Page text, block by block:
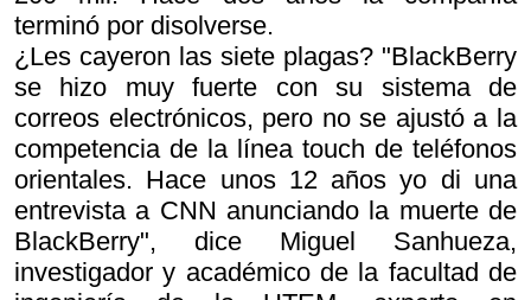
terminó por disolverse.
¿Les cayeron las siete plagas? "BlackBerry
se hizo muy fuerte con su sistema de
correos electrónicos, pero no se ajustó a la
competencia de la línea touch de teléfonos
orientales. Hace unos 12 años yo di una
entrevista a CNN anunciando la muerte de
BlackBerry", dice Miguel Sanhueza,
investigador y académico de la facultad de